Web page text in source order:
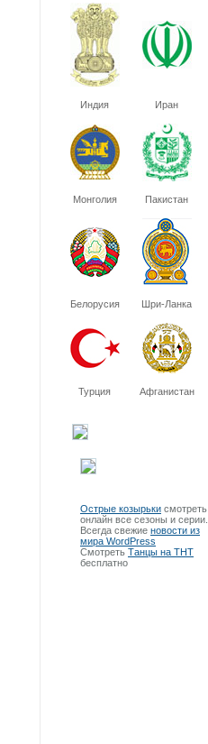
Индия Иран
Монголия Пакистан
Белорусия Шри-Ланка
Турция Афганистан
Острые козырьки смотреть
онлайн все сезоны и серии.
Всегда свежие новости из
мира WordPress
Смотреть Танцы на ТНТ
бесплатно